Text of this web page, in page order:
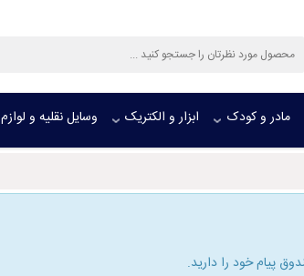
مادر و کودک ابزار و الکتریک وسایل نقلیه و لوازم
پیام خود را دارید.